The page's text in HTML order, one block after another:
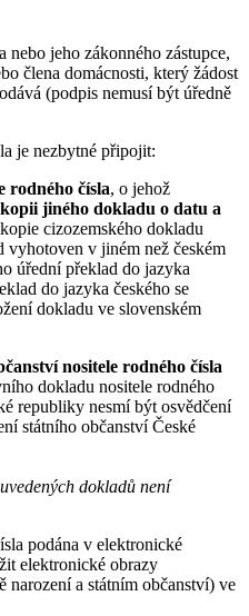
nebo jeho zákonného zástupce,
člena domácnosti, který žádost
(podpis nemusí být úředně
je nezbytné připojit:
rodného čísla, o jehož
kopii jiného dokladu o datu a
cizozemského dokladu
vyhotoven v jiném než českém
úřední překlad do jazyka
do jazyka českého se
dokladu ve slovenském
nositele rodného čísla
dokladu nositele rodného
republiky nesmí být osvědčení
státního občanství České
dokladů není
podána v elektronické
elektronické obrazy
narození a státním občanství) ve